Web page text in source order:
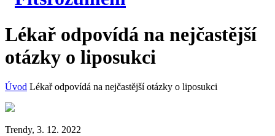
Lékař odpovídá na nejčastější
otázky o liposukci
Úvod Lékař odpovídá na nejčastější otázky o liposukci
Trendy, 3. 12. 2022